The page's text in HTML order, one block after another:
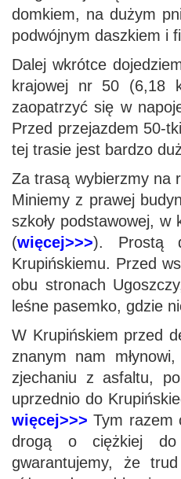
domkiem, na dużym
podwójnym daszkiem i
Dalej wkrótce
krajowej nr 50 (6,18
zaopatrzyć się w
Przed przejazdem 50-
tej trasie jest bardzo
Za trasą wybierzmy na
Miniemy z prawej
szkoły podstawowej,
(więcej>>>). Prostą
Krupińskiemu. Przed
obu stronach
leśne pasemko, gdzie
W Krupińskiem przed
znanym nam
zjechaniu z asfaltu,
uprzednio do
więcej>>> Tym razem
drogą o ciężkiej do
gwarantujemy, że